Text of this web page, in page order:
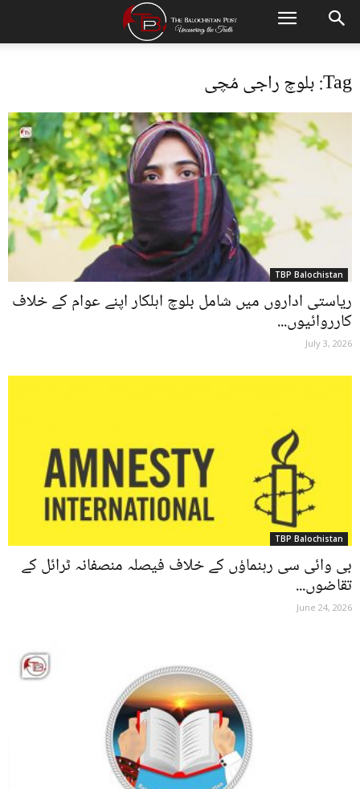
Tag: بلوچ راجی مُچی
TBP Balochistan
ریاستی اداروں میں شامل بلوچ اہلکار اپنے عوام کے خلاف
کارروائیوں...
July 3, 2026
TBP Balochistan
بی وائی سی رہنماؤں کے خلاف فیصلہ منصفانہ ٹرائل کے
تقاضوں...
June 24, 2026